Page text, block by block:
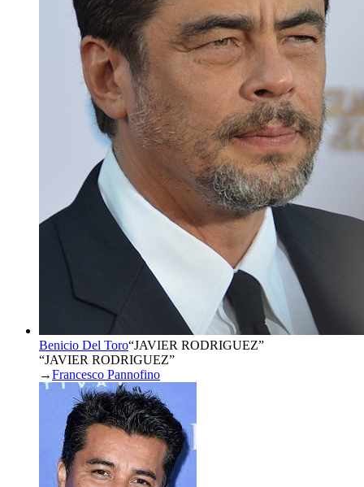
Benicio Del Toro“JAVIER RODRIGUEZ”
“JAVIER RODRIGUEZ”
→Francesco Pannofino